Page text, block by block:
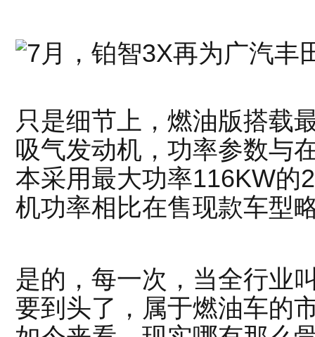
只是细节上，燃油版搭载
吸气发动机，功率参数与
本采用最大功率116KW的
机功率相比在售现款车型
是的，每一次，当全行业
要到头了，属于燃油车的